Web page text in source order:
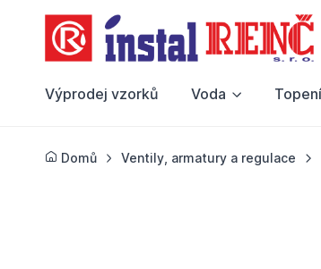
Výprodej vzorků Voda Topení
Domů Ventily, armatury a regulace